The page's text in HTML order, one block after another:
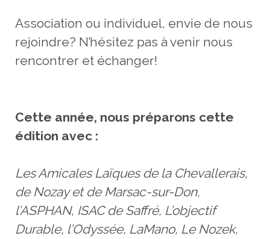
Association ou individuel, envie de nous
rejoindre? N’hésitez pas à venir nous
rencontrer et échanger!
Cette année, nous préparons cette
édition avec :
Les Amicales Laïques de la Chevallerais,
de Nozay et de Marsac-sur-Don,
l’ASPHAN, ISAC de Saffré, L’objectif
Durable, l’Odyssée, LaMano, Le Nozek,